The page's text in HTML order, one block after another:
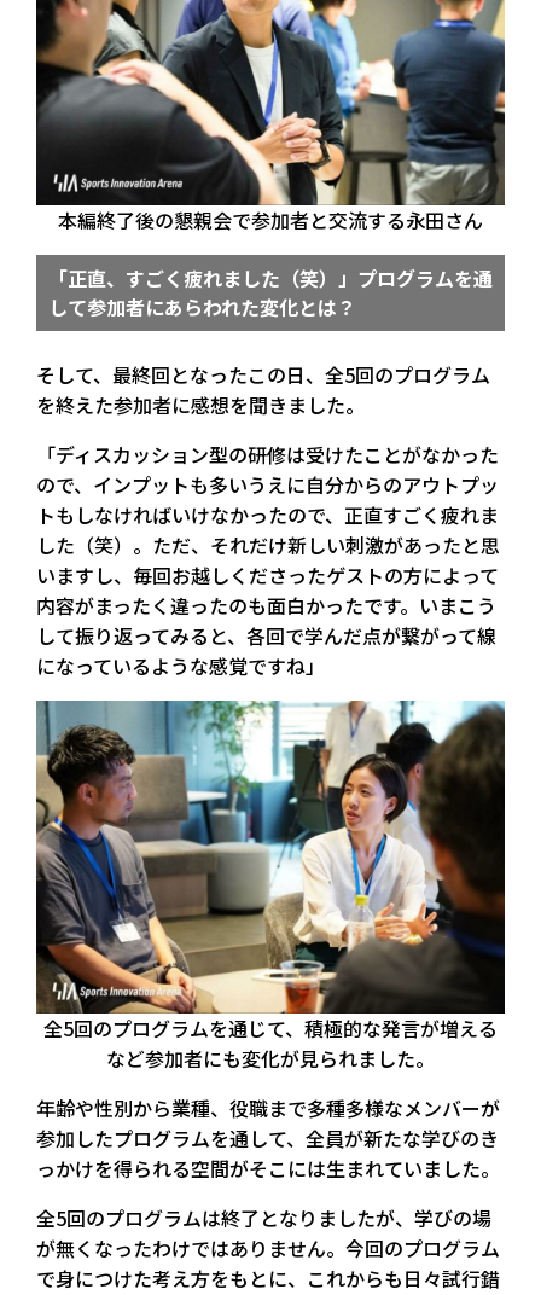
本編終了後の懇親会で参加者と交流する永田さん
「正直、すごく疲れました（笑）」プログラムを通
して参加者にあらわれた変化とは？
そして、最終回となったこの日、全5回のプログラム
を終えた参加者に感想を聞きました。
「ディスカッション型の研修は受けたことがなかった
ので、インプットも多いうえに自分からのアウトプッ
トもしなければいけなかったので、正直すごく疲れま
した（笑）。ただ、それだけ新しい刺激があったと思
いますし、毎回お越しくださったゲストの方によって
内容がまったく違ったのも面白かったです。いまこう
して振り返ってみると、各回で学んだ点が繋がって線
になっているような感覚ですね」
全5回のプログラムを通じて、積極的な発言が増える
など参加者にも変化が見られました。
年齢や性別から業種、役職まで多種多様なメンバーが
参加したプログラムを通して、全員が新たな学びのき
っかけを得られる空間がそこには生まれていました。
全5回のプログラムは終了となりましたが、学びの場
が無くなったわけではありません。今回のプログラム
で身につけた考え方をもとに、これからも日々試行錯